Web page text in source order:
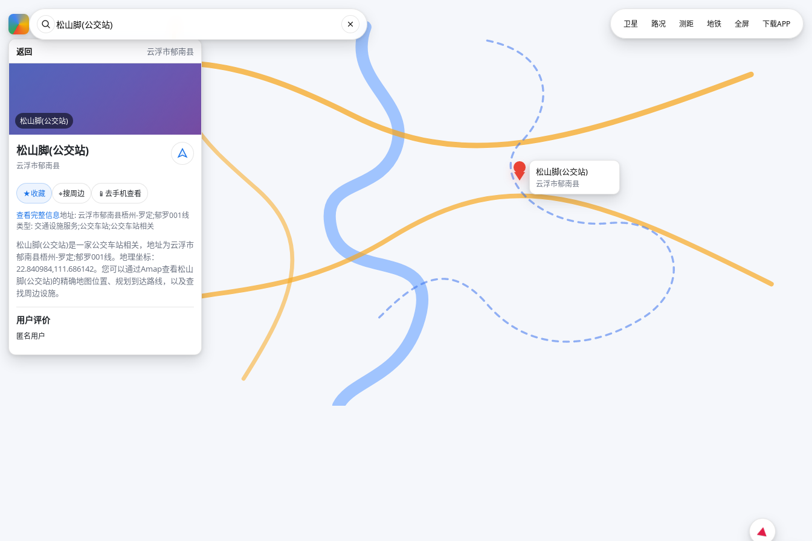
返回 云浮市郁南县
松山脚(公交站)
松山脚(公交站)
云浮市郁南县
★收藏 ⌖搜周边 📱 去手机查看
查看完整信息地址: 云浮市郁南县梧州-罗定;郁罗001线
类型: 交通设施服务;公交车站;公交车站相关
松山脚(公交站)是一家公交车站相关，地址为云浮市
郁南县梧州-罗定;郁罗001线。地理坐标：
22.840984,111.686142。您可以通过Amap查看松山
脚(公交站)的精确地图位置、规划到达路线，以及查
找周边设施。
用户评价
匿名用户
松山脚(公交站)
云浮市郁南县
卫星 路况 测距 地铁 全屏 下载APP